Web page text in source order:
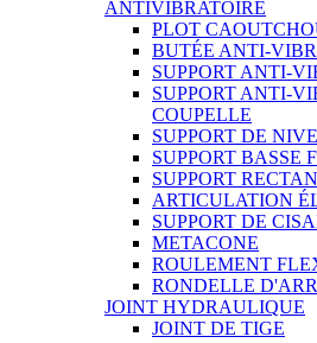
ANTIVIBRATOIRE
PLOT
BUTÉE ANTI-
SUPPORT ANTI-
SUPPORT ANTI-
COUPELLE
SUPPORT DE
SUPPORT BASSE
SUPPORT
ARTICULATION
SUPPORT DE
METACONE
ROULEMENT
RONDELLE
JOINT HYDRAULIQUE
JOINT DE TIGE